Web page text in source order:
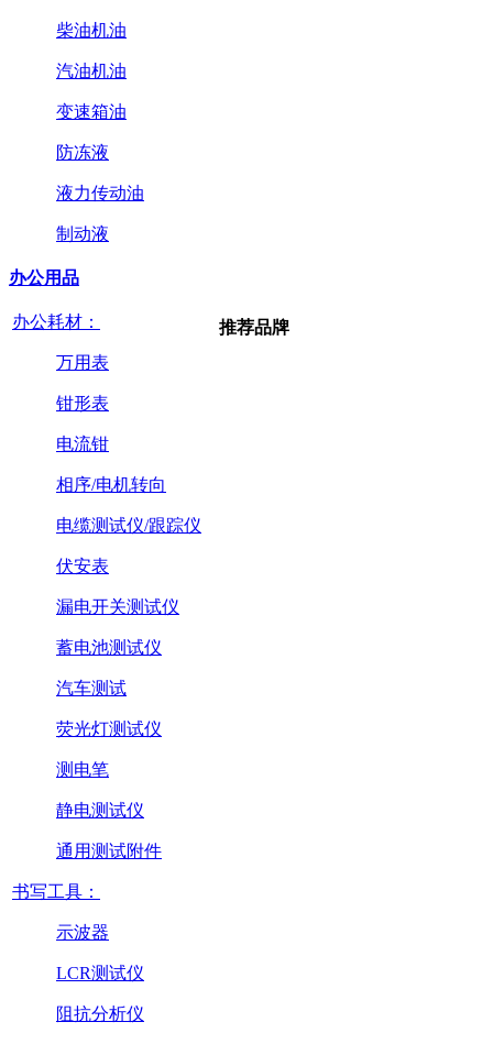
柴油机油
汽油机油
变速箱油
防冻液
液力传动油
制动液
办公用品
办公耗材：
万用表
钳形表
电流钳
相序/电机转向
电缆测试仪/跟踪仪
伏安表
漏电开关测试仪
蓄电池测试仪
汽车测试
荧光灯测试仪
测电笔
静电测试仪
通用测试附件
书写工具：
示波器
LCR测试仪
阻抗分析仪
推荐品牌